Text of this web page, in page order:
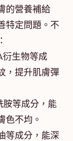
的營養補給
特定問題。不
衍生物等成
，提升肌膚彈
胺等成分，能
色不均。
等成分，能深